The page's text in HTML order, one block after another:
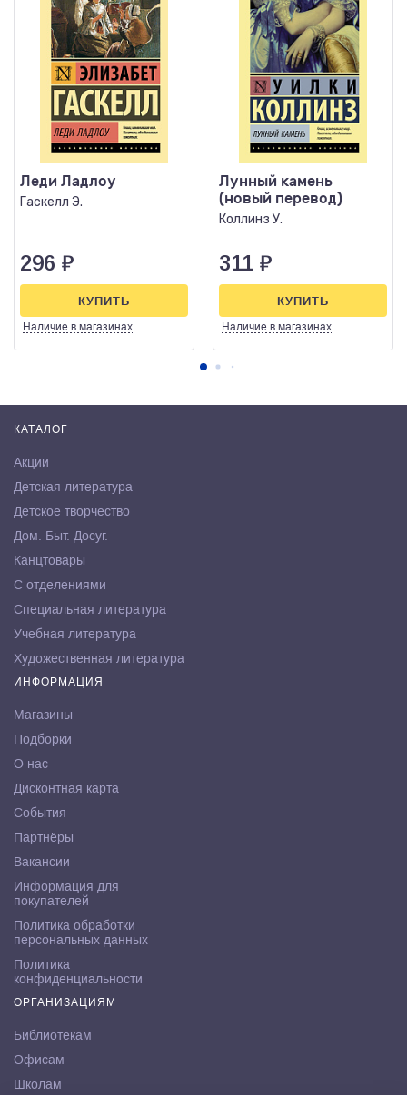
Леди Ладлоу
Гаскелл Э.
296 ₽
Наличие в магазинах
КУПИТЬ
Лунный камень
(новый перевод)
Коллинз У.
311 ₽
Наличие в магазинах
КУПИТЬ
КАТАЛОГ
Акции
Детская литература
Детское творчество
Дом. Быт. Досуг.
Канцтовары
С отделениями
Специальная литература
Учебная литература
Художественная литература
ИНФОРМАЦИЯ
Магазины
Подборки
О нас
Дисконтная карта
События
Партнёры
Вакансии
Информация для
покупателей
Политика обработки
персональных данных
Политика
конфиденциальности
ОРГАНИЗАЦИЯМ
Библиотекам
Офисам
Школам